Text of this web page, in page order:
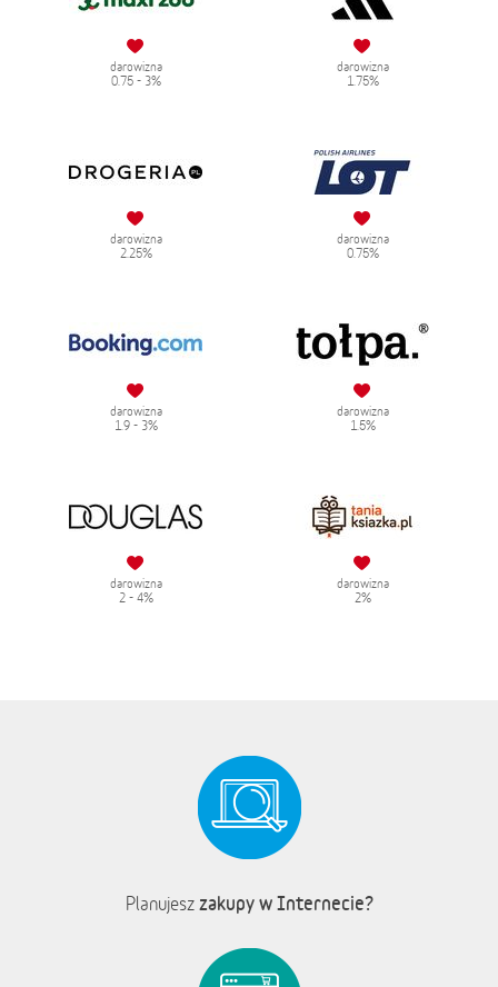
darowizna
0.75 - 3%
darowizna
1.75%
darowizna
2.25%
darowizna
0.75%
darowizna
1.9 - 3%
darowizna
1.5%
darowizna
2 - 4%
darowizna
2%
Planujesz zakupy w Internecie?